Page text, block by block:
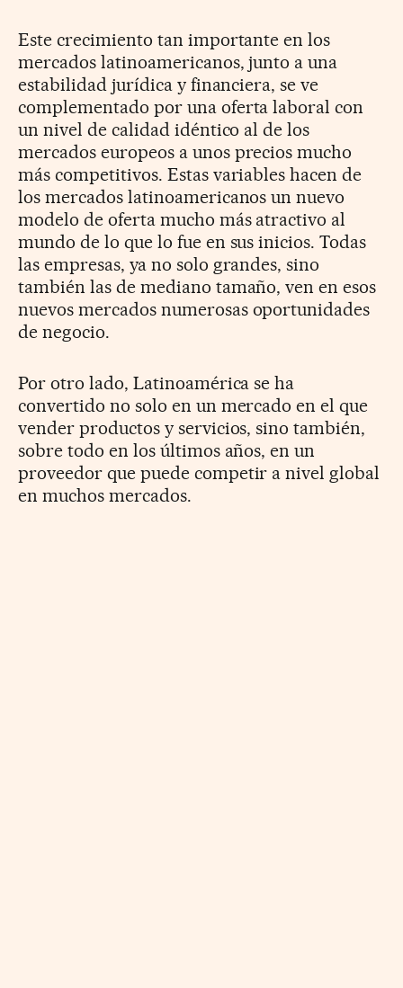
Este crecimiento tan importante en los
mercados latinoamericanos, junto a una
estabilidad jurídica y financiera, se ve
complementado por una oferta laboral con
un nivel de calidad idéntico al de los
mercados europeos a unos precios mucho
más competitivos. Estas variables hacen de
los mercados latinoamericanos un nuevo
modelo de oferta mucho más atractivo al
mundo de lo que lo fue en sus inicios. Todas
las empresas, ya no solo grandes, sino
también las de mediano tamaño, ven en esos
nuevos mercados numerosas oportunidades
de negocio.
Por otro lado, Latinoamérica se ha
convertido no solo en un mercado en el que
vender productos y servicios, sino también,
sobre todo en los últimos años, en un
proveedor que puede competir a nivel global
en muchos mercados.